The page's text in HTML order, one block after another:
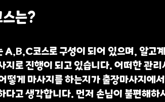
는?
A,B,C코스로 구성이 되어 있으며, 알고
지로 진행이 되고 있습니다. 어떠한 관리
떻게 마사지를 하는지가 출장마사지에
다고 생각합니다. 먼저 손님이 불편해하